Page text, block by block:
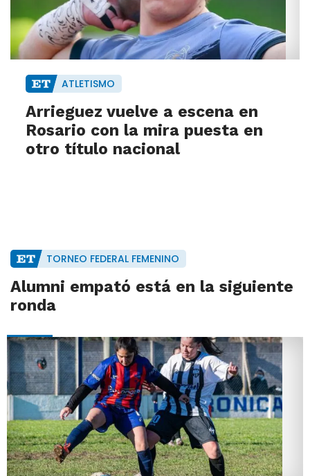
ATLETISMO
Arrieguez vuelve a escena en
Rosario con la mira puesta en
otro título nacional
TORNEO FEDERAL FEMENINO
Alumni empató está en la siguiente
ronda